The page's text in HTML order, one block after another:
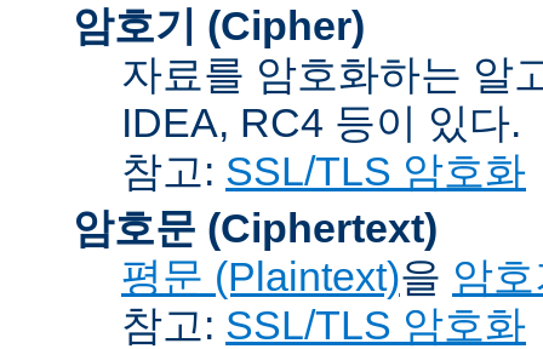
암호기 (Cipher)
자료를 암호화하는 알
IDEA, RC4 등이 있다.
참고: SSL/TLS 암호화
암호문 (Ciphertext)
평문 (Plaintext)을 암
참고: SSL/TLS 암호화